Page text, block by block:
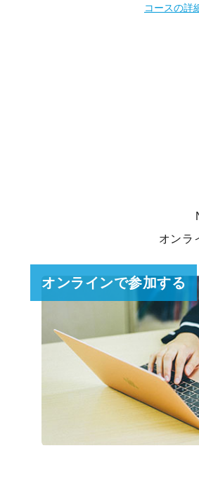
コースの詳
オンラ
オンラインで参加する